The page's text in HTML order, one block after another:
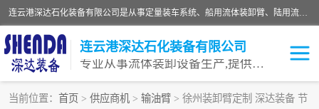
连云港深达石化装备有限公司是从事定量装车系统、船用流体装卸臂、陆用流体装卸臂（鹤管）、活动梯、钢构平台等全系列流体装卸设备的设计、制造、销售以及服务的专业供应商。公司始终以客户为中心，密切跟踪国内外油气储运及装卸设备先进技术的发展，以先进的技术、优质的产品、一流的服务，满足客户需求。
连云港深达石化装备有限公司
专业从事流体装卸设备生产,提供全面解决方案，生产与定制服务
当前位置： 首页 > 供应商机 > 输油臂 > 徐州装卸臂定制 深达装备 节